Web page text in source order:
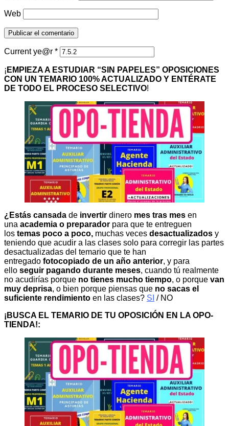
Web
Current ye@r *
¡ EMPIEZA A ESTUDIAR “SIN PAPELES” OPOSICIONES
CON UN TEMARIO 100% ACTUALIZADO Y ENTÉRATE
DE TODO EL PROCESO SELECTIVO!
¿Estás cansada de invertir dinero mes tras mes en
una academia o preparador para que te entreguen
los temas poco a poco, muchas veces desactualizados y
teniendo que acudir a las clases solo para corregir las partes
desactualizadas del temario que te han
entregado fotocopiado de un año anterior, y para
ello seguir pagando durante meses, cuando tú realmente
no acudirías porque no tienes mucho tiempo, o porque van
muy deprisa, o bien porque piensas que no sacas el
suficiente rendimiento en las clases? SI / NO
¡BUSCA EL TEMARIO DE TU OPOSICIÓN EN LA OPO-
TIENDA!: